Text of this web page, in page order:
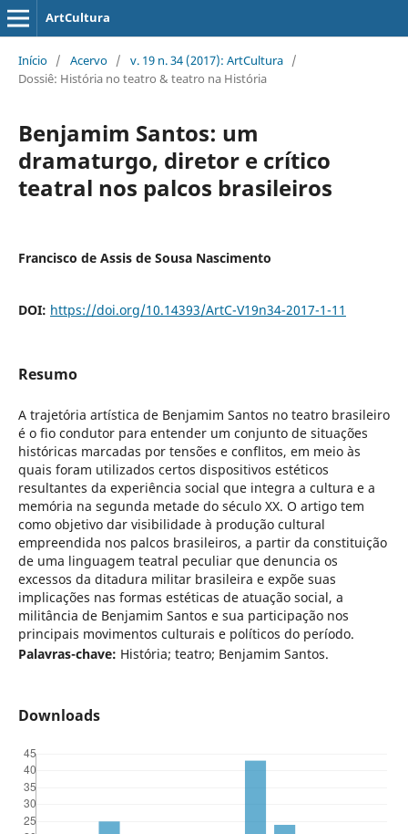
ArtCultura
Início / Acervo / v. 19 n. 34 (2017): ArtCultura /
Dossiê: História no teatro & teatro na História
Benjamim Santos: um
dramaturgo, diretor e crítico
teatral nos palcos brasileiros
Francisco de Assis de Sousa Nascimento
DOI: https://doi.org/10.14393/ArtC-V19n34-2017-1-11
Resumo
A trajetória artística de Benjamim Santos no teatro brasileiro
é o fio condutor para entender um conjunto de situações
históricas marcadas por tensões e conflitos, em meio às
quais foram utilizados certos dispositivos estéticos
resultantes da experiência social que integra a cultura e a
memória na segunda metade do século XX. O artigo tem
como objetivo dar visibilidade à produção cultural
empreendida nos palcos brasileiros, a partir da constituição
de uma linguagem teatral peculiar que denuncia os
excessos da ditadura militar brasileira e expõe suas
implicações nas formas estéticas de atuação social, a
militância de Benjamim Santos e sua participação nos
principais movimentos culturais e políticos do período.
Palavras-chave: História; teatro; Benjamim Santos.
Downloads